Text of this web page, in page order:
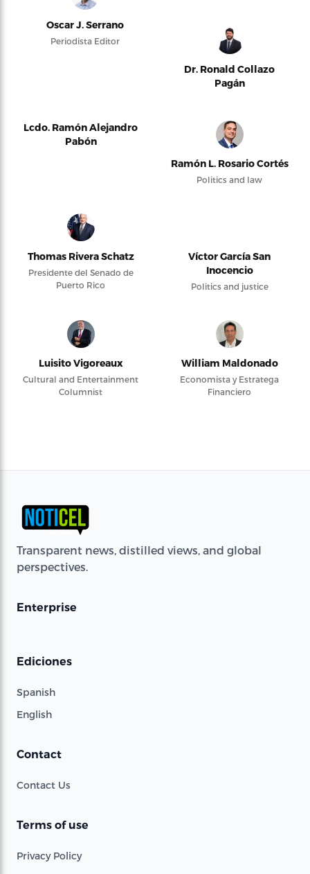
Oscar J. Serrano
Periodista Editor
Dr. Ronald Collazo
Pagán
Lcdo. Ramón Alejandro
Pabón
Ramón L. Rosario Cortés
Politics and law
Thomas Rivera Schatz
Presidente del Senado de
Puerto Rico
Víctor García San
Inocencio
Politics and justice
Luisito Vigoreaux
Cultural and Entertainment
Columnist
William Maldonado
Economista y Estratega
Financiero
Transparent news, distilled views, and global
perspectives.
Enterprise
Ediciones
Spanish
English
Contact
Contact Us
Terms of use
Privacy Policy